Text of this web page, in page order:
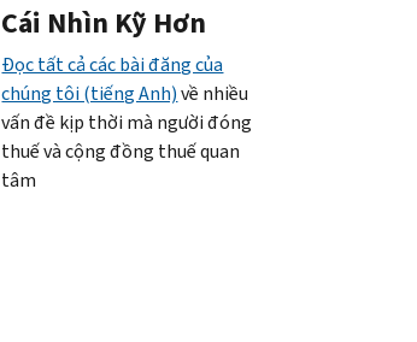
Cái Nhìn Kỹ Hơn
Đọc tất cả các bài đăng của
chúng tôi (tiếng Anh)về nhiều
vấn đề kịp thời mà người đóng
thuế và cộng đồng thuế quan
tâm